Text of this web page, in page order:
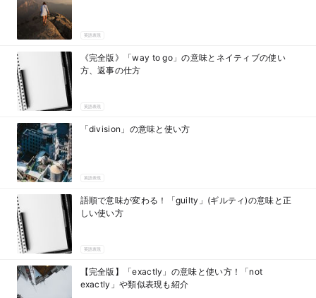
英語表現
《完全版》「way to go」の意味とネイティブの使い
方、返事の仕方
英語表現
「division」の意味と使い方
英語表現
語順で意味が変わる！「guilty」(ギルティ)の意味と正
しい使い方
英語表現
【完全版】「exactly」の意味と使い方！「not
exactly」や類似表現も紹介